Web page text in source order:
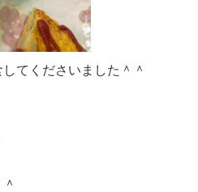
てくださいました＾＾